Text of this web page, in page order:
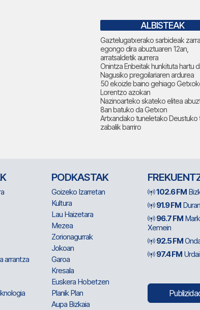
ALBISTEAK
Gaztelugatxerako sarbideak
egongo dira abuztuaren 12an,
arratsaldetik aurrera
Onintza Enbeitak hunkituta hartu
Nagusiko pregoilariaren ardurea
50 ekoizle baino gehiago
Lorentzo azokan
Nazinoarteko skateko elitea
8an batuko da Getxon
Artxandako tuneletako Deustuko
zabalik barriro
arrantza
PODKASTAK
Goizeko Izarretan
Kultura
Lau Haizetara
Mezea
Zorionagurrak
Jokoan
Garoa
Kresala
Euskera Hobetzen
Planik Plan
Aupa Bizkaia
102.6 FM
91.9 FM
96.7 FM
Xemein
92.5 FM
97.4 FM